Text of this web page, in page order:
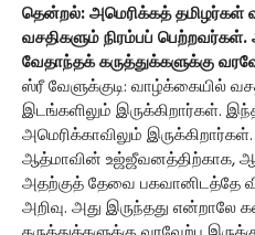
தென்றல்: அமெரிக்கத் தமிழர்கள்
வசதிகளும் நிரம்பப்
வேதாந்தக் கருத்துக்களுக்கு
ஸ்ரீ வேளுக்குடி: வாழ்க்கையில்
இடங்களிலும் இருக்கிறார்கள்.
அமெரிக்காவிலும்
ஆத்மாவின் உஜ்ஜீவனத்திற்காக,
அதற்குத் தேவை பகவானிடத்தே
அறிவு. அது இருந்தது என்றாலே